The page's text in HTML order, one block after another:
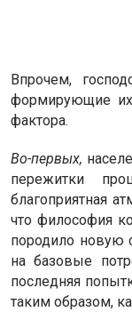
Впрочем,
формирующие
фактора.
Во-первых,
пережитки
благоприятная
что философия
породило новую
на базовые
последняя
таким образом,